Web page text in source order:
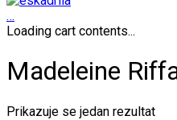
…
Loading cart contents...
Madeleine
Prikazuje se jedan rezultat